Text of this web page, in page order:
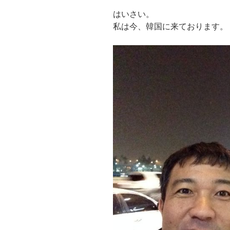
はいさい。
私は今、韓国に来ております。